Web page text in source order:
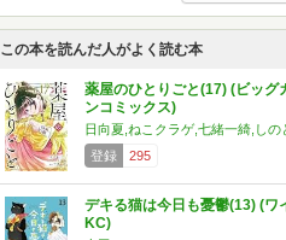
この本を読んだ人がよく読む本
薬屋のひとりごと(17) (ビッグ
ンコミックス)
日向夏,ねこクラゲ,七緒一綺,しの
登録
295
デキる猫は今日も憂鬱(13) (ワ
KC)